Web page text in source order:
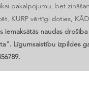
pakalpojumu, bet
KURP vērtīgi doties,
iemaksātās naudas drošība
Līgumsaistību izpildes